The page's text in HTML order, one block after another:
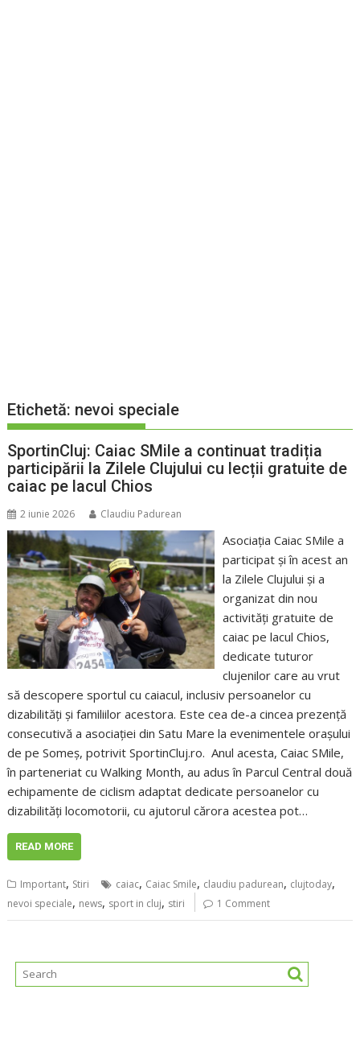
Etichetă: nevoi speciale
SportinCluj: Caiac SMile a continuat tradiția
participării la Zilele Clujului cu lecții gratuite de
caiac pe lacul Chios
2 iunie 2026 Claudiu Padurean
Asociația Caiac SMile a
participat și în acest an
la Zilele Clujului și a
organizat din nou
activități gratuite de
caiac pe lacul Chios,
dedicate tuturor
clujenilor care au vrut
să descopere sportul cu caiacul, inclusiv persoanelor cu
dizabilități și familiilor acestora. Este cea de-a cincea prezență
consecutivă a asociației din Satu Mare la evenimentele orașului
de pe Someș, potrivit SportinCluj.ro. Anul acesta, Caiac SMile,
în parteneriat cu Walking Month, au adus în Parcul Central două
echipamente de ciclism adaptat dedicate persoanelor cu
dizabilități locomotorii, cu ajutorul cărora acestea pot…
READ MORE
Important, Stiri caiac, Caiac Smile, claudiu padurean, clujtoday,
nevoi speciale, news, sport in cluj, stiri 1 Comment